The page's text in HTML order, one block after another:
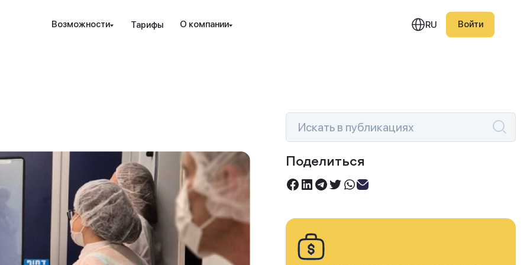
Возможности
консалтинг
идеи Аналитика PRO
Торгуйте акциями без комиссий
Тарифы О компании
счетов
Готовый портфель Smart
Selection — июль 2026
RU Войти
Поделиться
Наведите камеру телефона на QR-код,
чтобы скачать мобильное приложение.